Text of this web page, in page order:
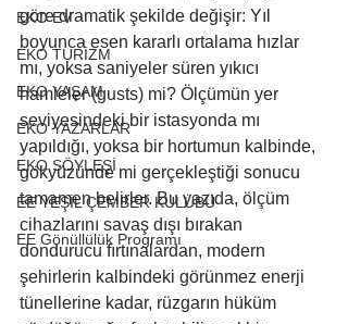
EKO EV
EKO TURİZM
EKO YAŞAM
EKO YAZARLAR
EKO SÖYLEŞİ
EE YEŞİL ÇEMBER KULÜBÜ
EE Gönüllülük Programı
göre dramatik şekilde değişir: Yıl
boyunca esen kararlı ortalama hızlar
mı, yoksa saniyeler süren yıkıcı
hamleler (gusts) mi? Ölçümün yer
seviyesindeki bir istasyonda mı
yapıldığı, yoksa bir hortumun kalbinde,
gökyüzünde mi gerçekleştiği sonucu
tamamen belirler. Bu yazıda, ölçüm
cihazlarını savaş dışı bırakan
dondurucu fırtınalardan, modern
şehirlerin kalbindeki görünmez enerji
tünellerine kadar, rüzgarın hüküm